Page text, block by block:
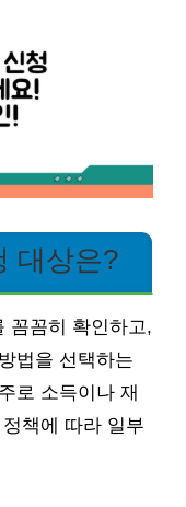
대상은?
꼼꼼히 확인하고,
법을 선택하는
로 소득이나 재
책에 따라 일부